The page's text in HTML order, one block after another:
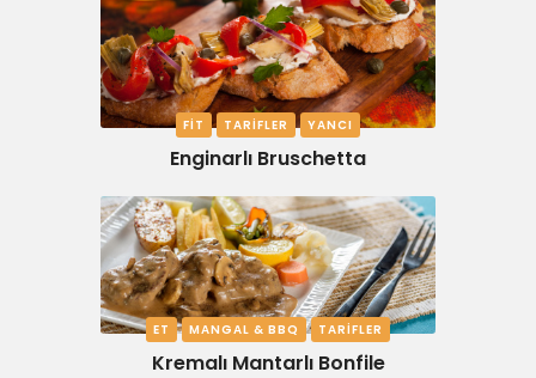
FIT TARIFLER YANCI
Enginarlı Bruschetta
ET MANGAL & BBQ TARIFLER
Kremalı Mantarlı Bonfile